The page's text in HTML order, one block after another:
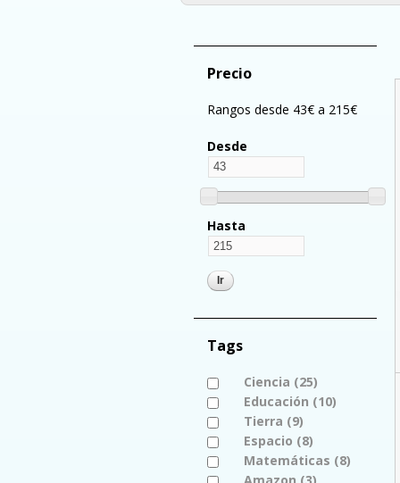
Precio
Rangos desde 43€ a 215€
Desde
Hasta
Tags
Apply Ciencia filter
Ciencia (25)
Ciencia
Apply Educación filter
Educación (10)
Apply Tierra filter
Tierra (9)
Tierra
filter
Apply Espacio filter
Espacio (8)
Espacio
Apply Matemáticas filter
Matemáticas (8)